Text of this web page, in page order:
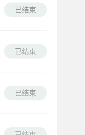
已结束
已结束
已结束